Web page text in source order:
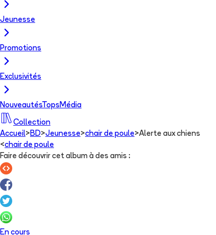
Jeunesse
Promotions
Exclusivités
NouveautésTops Média
Collection
Accueil> BD>Jeunesse>chair de poule>Alerte aux chiens
<chair de poule
Faire découvrir cet album à des amis :
En cours